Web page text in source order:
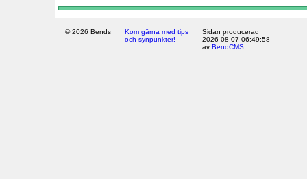
© 2026 Bends
Kom gärna med tips
och synpunkter!
Sidan producerad
2026-08-07 06:49:58
av BendCMS